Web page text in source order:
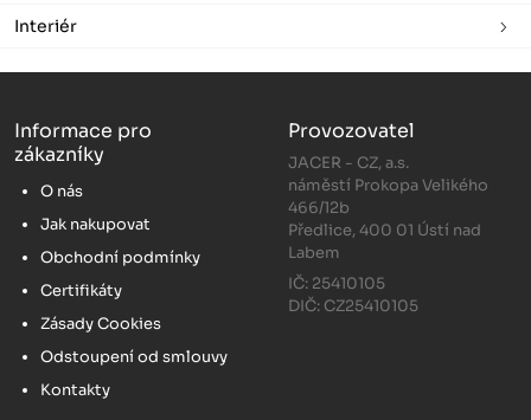
Interiér
Informace pro
zákazníky
O nás
Jak nakupovat
Obchodní podmínky
Certifikáty
Zásady Cookies
Odstoupení od smlouvy
Kontakty
Provozovatel
JACER - CZ, a.s.
náměstí Prokopa Velikého
466/12b
Předlice, 400 01 Ústí nad
Labem
IČ: 25410105
DIČ: CZ25410105